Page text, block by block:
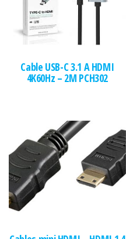
Cable USB-C 3.1 A HDMI
4K60Hz – 2M PCH302